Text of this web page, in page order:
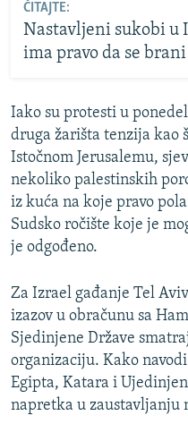
ČITAJTE:
Nastavljeni sukobi u
ima pravo da se brani
Iako su protesti u
druga žarišta tenzija kao
Istočnom Jerusalemu,
nekoliko palestinskih
iz kuća na koje pravo
Sudsko ročište koje je
je odgođeno.
Za Izrael gađanje Tel
izazov u obračunu sa
Sjedinjene Države
organizaciju. Kako
Egipta, Katara i
napretka u zaustavljanju